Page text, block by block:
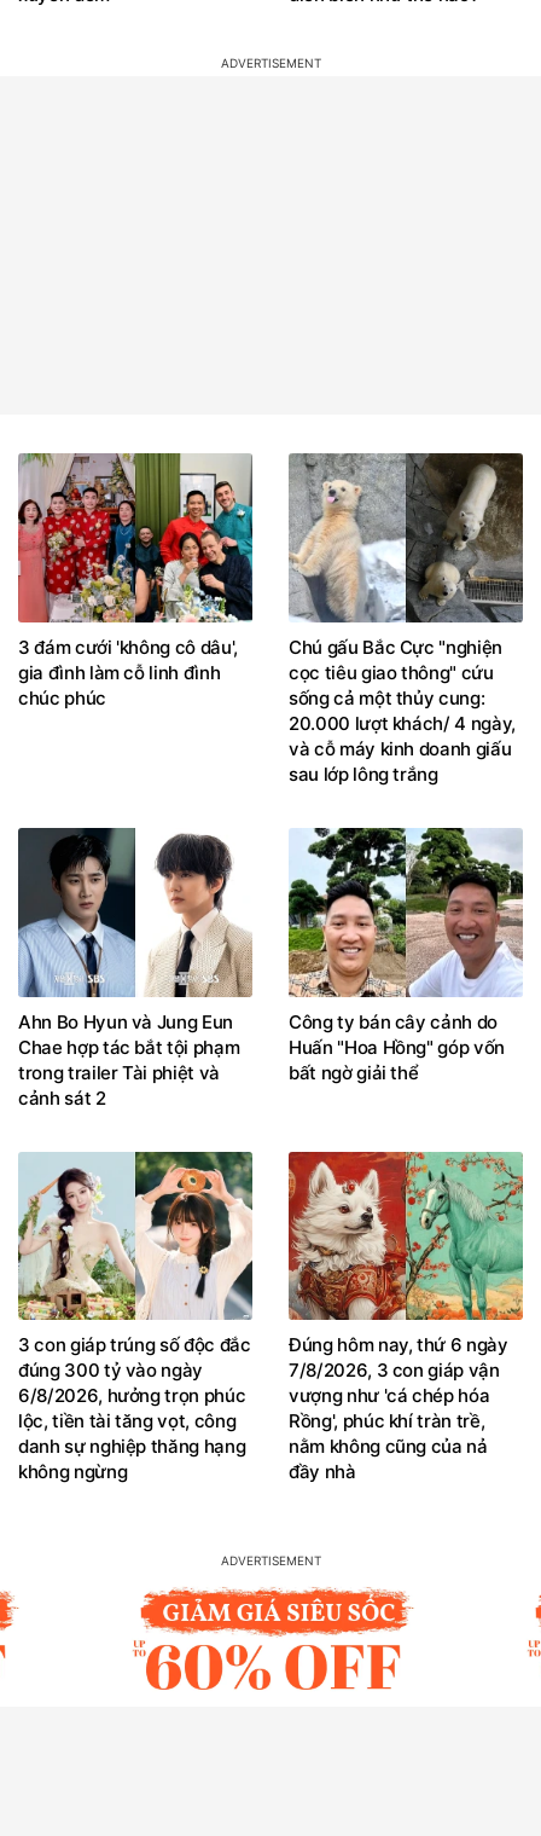
3 đám cưới 'không cô dâu',
gia đình làm cỗ linh đình
chúc phúc
Chú gấu Bắc Cực "nghiện
cọc tiêu giao thông" cứu
sống cả một thủy cung:
20.000 lượt khách/ 4 ngày,
và cỗ máy kinh doanh giấu
sau lớp lông trắng
Ahn Bo Hyun và Jung Eun
Chae hợp tác bắt tội phạm
trong trailer Tài phiệt và
cảnh sát 2
Công ty bán cây cảnh do
Huấn "Hoa Hồng" góp vốn
bất ngờ giải thể
3 con giáp trúng số độc đắc
đúng 300 tỷ vào ngày
6/8/2026, hưởng trọn phúc
lộc, tiền tài tăng vọt, công
danh sự nghiệp thăng hạng
không ngừng
Đúng hôm nay, thứ 6 ngày
7/8/2026, 3 con giáp vận
vượng như 'cá chép hóa
Rồng', phúc khí tràn trề,
nằm không cũng của nả
đầy nhà